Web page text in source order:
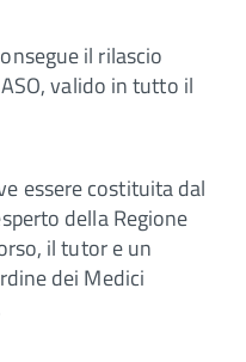
il rilascio
valido in tutto il
essere costituita dal
della Regione
il tutor e un
dei Medici